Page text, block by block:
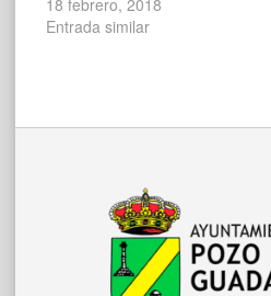
18 febrero, 2018
Entrada similar